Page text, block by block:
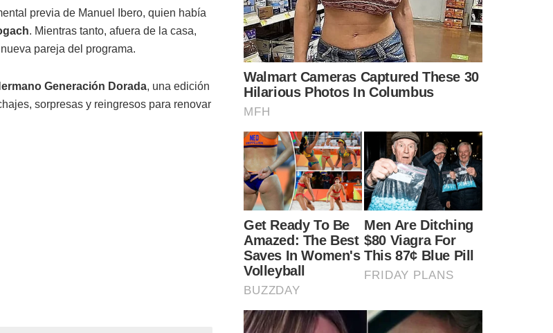
previa de Manuel Ibero, quien había
. Mientras tanto, afuera de la casa,
pareja del programa.
Generación Dorada, una edición
sorpresas y reingresos para renovar